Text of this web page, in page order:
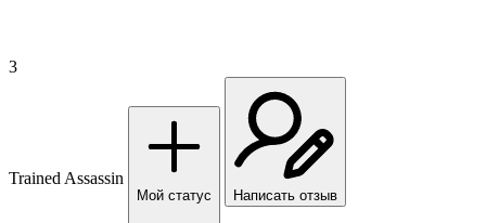
3
Trained Assassin
Мой статус Написать отзыв